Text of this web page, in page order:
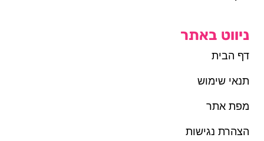
ניווט באתר
דף הבית
תנאי שימוש
מפת אתר
הצהרת נגישות